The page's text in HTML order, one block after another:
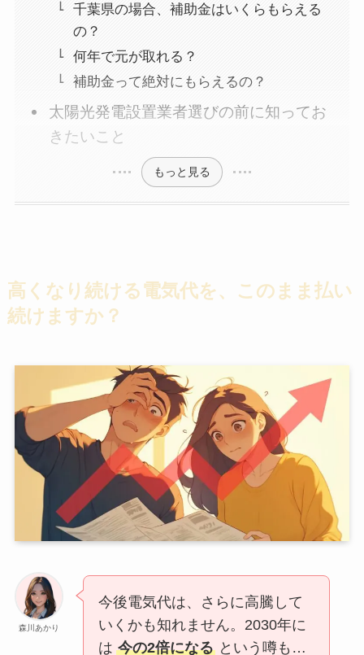
千葉県の場合、補助金はいくらもらえる
の？
何年で元が取れる？
補助金って絶対にもらえるの？
太陽光発電設置業者選びの前に知ってお
きたいこと
もっと見る
高くなり続ける電気代を、このまま払い
続けますか？
森川あかり
今後電気代は、さらに高騰して
いくかも知れません。2030年に
は 今の2倍になる という噂も…